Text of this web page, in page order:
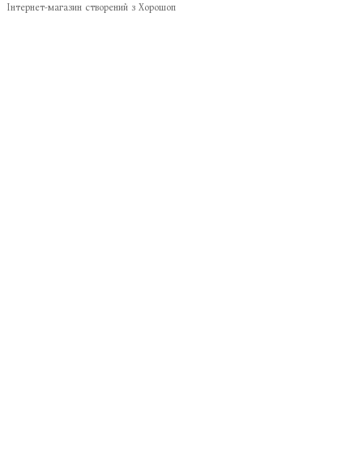
Інтернет-магазин створений з Хорошоп